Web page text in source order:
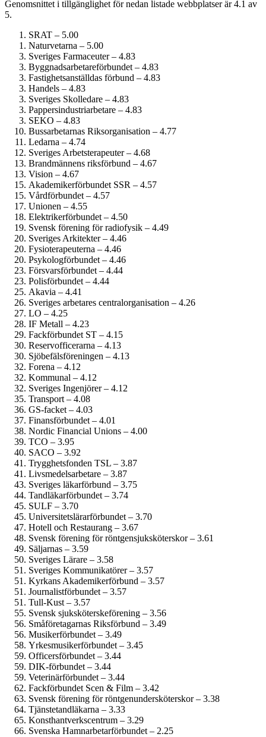
Genomsnittet i tillgänglighet för nedan listade webbplatser är 4.1 av
5.
SRAT – 5.00
Naturvetarna – 5.00
Sveriges Farmaceuter – 4.83
Byggnadsarbetare­förbundet – 4.83
Fastighets­anställdas förbund – 4.83
Handels – 4.83
Sveriges Skolledare – 4.83
Pappersindustri­arbetare – 4.83
SEKO – 4.83
Bussarbetarnas Riksorganisation – 4.77
Ledarna – 4.74
Sveriges Arbetsterapeuter – 4.68
Brandmännens riksförbund – 4.67
Vision – 4.67
Akademiker­förbundet SSR – 4.57
Vårdförbundet – 4.57
Unionen – 4.55
Elektriker­förbundet – 4.50
Svensk förening för radiofysik – 4.49
Sveriges Arkitekter – 4.46
Fysioterapeuterna – 4.46
Psykolog­förbundet – 4.46
Försvarsförbundet – 4.44
Polisförbundet – 4.44
Akavia – 4.41
Sveriges arbetares centralorganisation – 4.26
LO – 4.25
IF Metall – 4.23
Fackförbundet ST – 4.15
Reservofficerarna – 4.13
Sjöbefälsföreningen – 4.13
Forena – 4.12
Kommunal – 4.12
Sveriges Ingenjörer – 4.12
Transport – 4.08
GS-facket – 4.03
Finans­förbundet – 4.01
Nordic Financial Unions – 4.00
TCO – 3.95
SACO – 3.92
Trygghetsfonden TSL – 3.87
Livsmedels­arbetare – 3.87
Sveriges läkarförbund – 3.75
Tandläkar­förbundet – 3.74
SULF – 3.70
Universitetslärar­förbundet – 3.70
Hotell och Restaurang – 3.67
Svensk förening för röntgensjuksköterskor – 3.61
Säljarnas – 3.59
Sveriges Lärare – 3.58
Sveriges Kommunikatörer – 3.57
Kyrkans Akademikerförbund – 3.57
Journalist­förbundet – 3.57
Tull-Kust – 3.57
Svensk sjuksköterskeförening – 3.56
Småföretagarnas Riksförbund – 3.49
Musiker­förbundet – 3.49
Yrkesmusiker­förbundet – 3.45
Officersförbundet – 3.44
DIK-förbundet – 3.44
Veterinärförbundet – 3.44
Fackförbundet Scen & Film – 3.42
Svensk förening för röntgenundersköterskor – 3.38
Tjänstetandläkarna – 3.33
Konsthantverkscentrum – 3.29
Svenska Hamnarbetarförbundet – 2.25